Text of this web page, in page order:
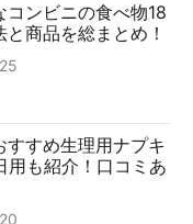
ンビニの食べ物18
商品を総まとめ！
すすめ生理用ナプキ
用も紹介！口コミあ